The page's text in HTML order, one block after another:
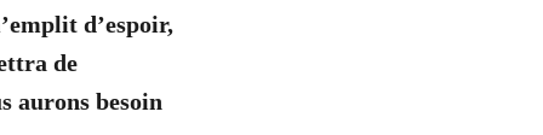
d’espoir,
de
aurons besoin